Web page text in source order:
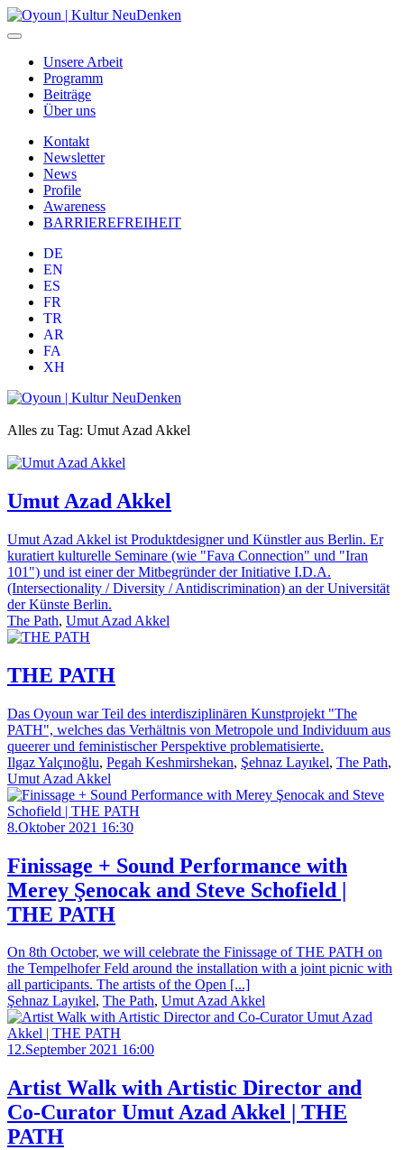
Unsere Arbeit
Programm
Beiträge
Über uns
Kontakt
Newsletter
News
Profile
Awareness
BARRIEREFREIHEIT
DE
EN
ES
FR
TR
AR
FA
XH
Alles zu Tag: Umut Azad Akkel
Umut Azad Akkel
Umut Azad Akkel ist Produktdesigner und Künstler aus Berlin. Er
kuratiert kulturelle Seminare (wie "Fava Connection" und "Iran
101") und ist einer der Mitbegründer der Initiative I.D.A.
(Intersectionality / Diversity / Antidiscrimination) an der Universität
der Künste Berlin.
The Path, Umut Azad Akkel
THE PATH
Das Oyoun war Teil des interdisziplinären Kunstprojekt "The
PATH", welches das Verhältnis von Metropole und Individuum aus
queerer und feministischer Perspektive problematisierte.
Ilgaz Yalçınoğlu, Pegah Keshmirshekan, Şehnaz Layıkel, The Path,
Umut Azad Akkel
8.Oktober 2021 16:30
Finissage + Sound Performance with
Merey Şenocak and Steve Schofield |
THE PATH
On 8th October, we will celebrate the Finissage of THE PATH on
the Tempelhofer Feld around the installation with a joint picnic with
all participants. The artists of the Open [...]
Şehnaz Layıkel, The Path, Umut Azad Akkel
12.September 2021 16:00
Artist Walk​​ with Artistic Director and
Co-Curator Umut Azad Akkel | THE
PATH